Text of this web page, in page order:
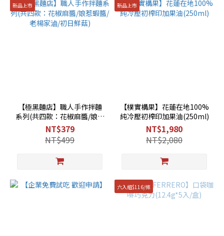
新品上市
【極黑麵店】職人手作拌麵
系列(共四款：花椒麻醬/娘惹
蝦醬/老楊家滷/初日鮮菇)
NT$379
NT$499
新品上市
【樸實構果】花蓮在地100%
純冷壓初榨印加果油(250ml)
NT$1,980
NT$2,080
六入組$116/條